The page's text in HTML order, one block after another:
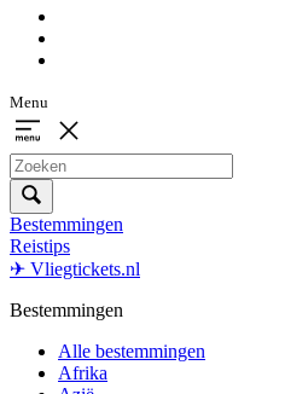
Menu
Bestemmingen
Reistips
✈ Vliegtickets.nl
Bestemmingen
Alle bestemmingen
Afrika